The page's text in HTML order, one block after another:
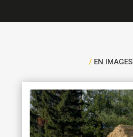
/EN IMAGES